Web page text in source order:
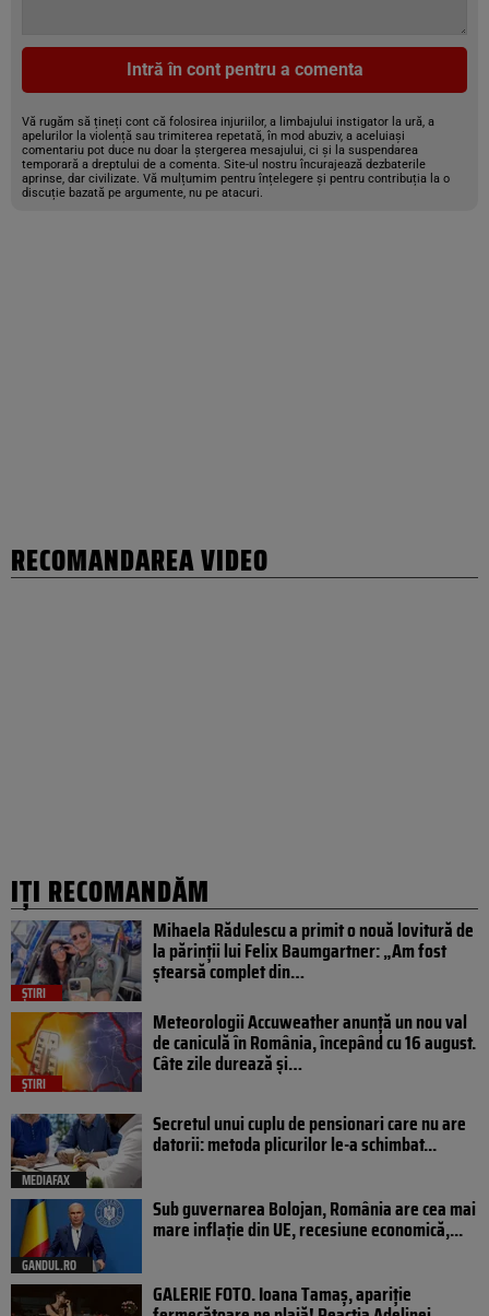
Intră în cont pentru a comenta
Vă rugăm să țineți cont că folosirea injuriilor, a limbajului instigator la ură, a
apelurilor la violență sau trimiterea repetată, în mod abuziv, a aceluiași
comentariu pot duce nu doar la ștergerea mesajului, ci și la suspendarea
temporară a dreptului de a comenta. Site-ul nostru încurajează dezbaterile
aprinse, dar civilizate. Vă mulțumim pentru înțelegere și pentru contribuția la o
discuție bazată pe argumente, nu pe atacuri.
RECOMANDAREA VIDEO
IȚI RECOMANDĂM
ȘTIRI
Mihaela Rădulescu a primit o nouă lovitură de
la părinții lui Felix Baumgartner: „Am fost
ștearsă complet din…
ȘTIRI
Meteorologii Accuweather anunță un nou val
de caniculă în România, începând cu 16 august.
Câte zile durează și…
MEDIAFAX
Secretul unui cuplu de pensionari care nu are
datorii: metoda plicurilor le-a schimbat...
GANDUL.RO
Sub guvernarea Bolojan, România are cea mai
mare inflație din UE, recesiune economică,...
GALERIE FOTO. Ioana Tamaş, apariție